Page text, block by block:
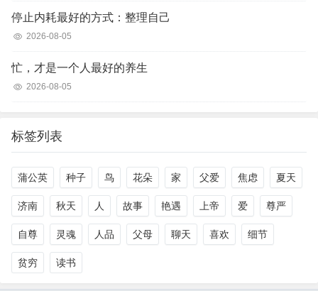
停止内耗最好的方式：整理自己
2026-08-05
忙，才是一个人最好的养生
2026-08-05
标签列表
蒲公英 种子 鸟 花朵 家 父爱 焦虑 夏天
济南 秋天 人 故事 艳遇 上帝 爱 尊严
自尊 灵魂 人品 父母 聊天 喜欢 细节
贫穷 读书